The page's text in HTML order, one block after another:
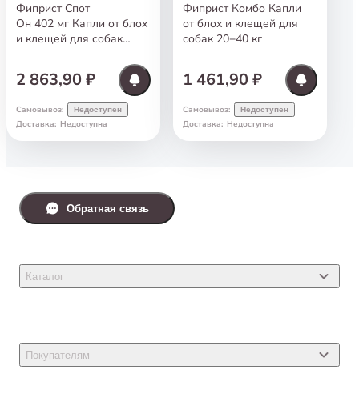
Фиприст Спот
Он 402 мг Капли от блох
и клещей для собак
2 863,90 ₽
Самовывоз: Недоступен
Доставка: Недоступна
Фиприст Комбо Капли
от блох и клещей для
собак 20−40 кг
1 461,90 ₽
Самовывоз: Недоступен
Доставка: Недоступна
Каталог
Товары для собак
Покупателям
Обратная связь